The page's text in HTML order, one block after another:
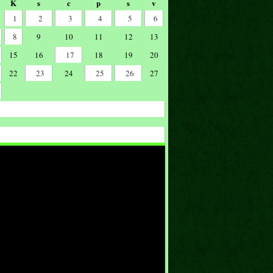
K s c p s v
1 2 3 4 5
6
8 9 10 11 12
13
15 16 17 18 19
20
22 23 24 25 26
27